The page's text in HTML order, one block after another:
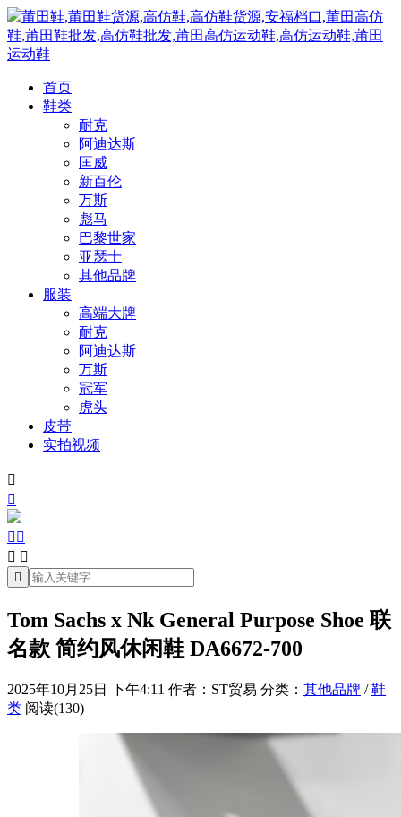
莆田鞋,莆田鞋货源,高仿鞋,高仿鞋货源,安福档口,莆田高仿
鞋,莆田鞋批发,高仿鞋批发,莆田高仿运动鞋,高仿运动鞋,莆田
运动鞋
首页
鞋类
耐克
阿迪达斯
匡威
新百伦
万斯
彪马
巴黎世家
亚瑟士
其他品牌
服装
高端大牌
耐克
阿迪达斯
万斯
冠军
虎头
皮带
实拍视频


 
 

Tom Sachs x Nk General Purpose Shoe 联
名款 简约风休闲鞋 DA6672-700
2025年10月25日 下午4:11 作者：ST贸易 分类： 其他品牌 /鞋
类 阅读(130)